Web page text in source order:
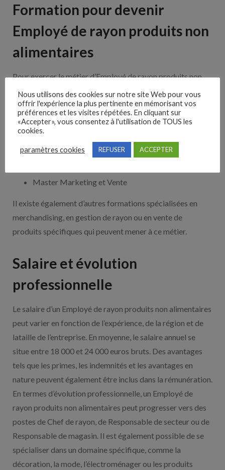
Formation pour devenir
Employé de rayon produits non
alimentaires
Pour exercer le métier d’Employé de rayon produits non
alimentaires, différentes formations sont accessibles en
France, du CAP au Bac+5 :
CAP Employé de vente spécialisé
Bac pro Commerce
BTS Management Commercial Opérationnel
Master Marketing et Vente
Il existe également d’autres formations spécialisées en
merchandising, en gestion de rayon ou en vente de
produits spécifiques qui peuvent mener à ce métier.
Salaire et évolution
professionnelle
Le salaire d’un Employé de rayon produits non alimentaires
peut varier en fonction de l’expérience, de la région et de
lataille de l’entreprise. En moyenne, le salaire annuel se
situe entre 18 000 et 24 000 euros bruts. Des avantages
tels que les primes, les indemnités et les avantages en
nature peuvent également être inclus dans la rémunération.
En termes d’évolution professionnelle, un Employé de
rayon produits non alimentaires peut progresser vers des
postes de Chef de rayon, de Responsable de secteur ou de
Responsable de magasin. Il est également possible de se
spécialiser dans un domaine spécifique, comme la
décoration, la mode, l’électroménager ou les produits
Nous utilisons des cookies sur notre site Web pour vous
offrir l'expérience la plus pertinente en mémorisant vos
préférences et les visites répétées. En cliquant sur
«Accepter», vous consentez à l'utilisation de TOUS les
cookies.
paramètres cookies REFUSER ACCEPTER